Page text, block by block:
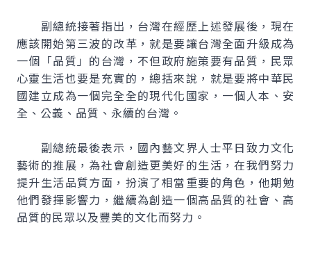
副總統接著指出，台灣在經歷上述發展後，現在
應該開始第三波的改革，就是要讓台灣全面升級成為
一個「品質」的台灣，不但政府施策要有品質，民眾
心靈生活也要是充實的，總括來說，就是要將中華民
國建立成為一個完全全的現代化國家，一個人本、安
全、公義、品質、永續的台灣。
副總統最後表示，國內藝文界人士平日致力文化
藝術的推展，為社會創造更美好的生活，在我們努力
提升生活品質方面，扮演了相當重要的角色，他期勉
他們發揮影響力，繼續為創造一個高品質的社會、高
品質的民眾以及豐美的文化而努力。